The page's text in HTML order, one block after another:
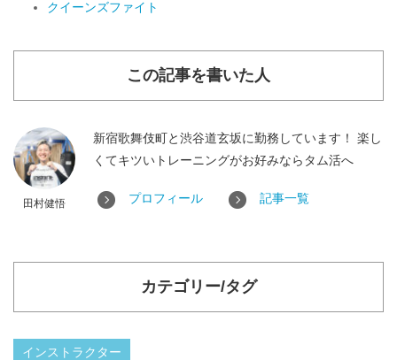
クイーンズファイト
この記事を書いた人
田村健悟
新宿歌舞伎町と渋谷道玄坂に勤務しています！ 楽し
くてキツいトレーニングがお好みならタム活へ
プロフィール 記事一覧
カテゴリー/タグ
インストラクター